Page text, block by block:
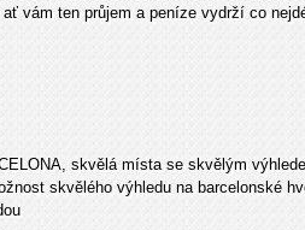
vám ten průjem a peníze vydrží co
skvělá místa se skvělým
skvělého výhledu na barcelonské